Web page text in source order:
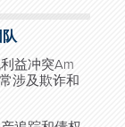
益冲突Am
涉及欺诈和